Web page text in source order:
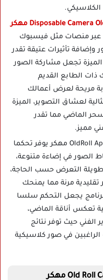
عبر منصات مثل فيسبوك
وإضافة تأثيرات عتيقة تقدر
تجعل مشاركة الصور
الطابع القديم
مريحة لعرض أعمالك
لعشاق التصوير، الميزة
الماضي مما تقدر
مميز.
تطبيق OldRoll Apk Mod مهكر يوفر تحكما
الصور في إضاءة متنوعة،
التعرض حسب الحاجة،
تقليدية مرنة مما يمنحك
يجعل التحكم سلسا
تعكس أناقة الماضي،
الفني حيث توفر نتائج
الراغبين في صور كلاسيكية